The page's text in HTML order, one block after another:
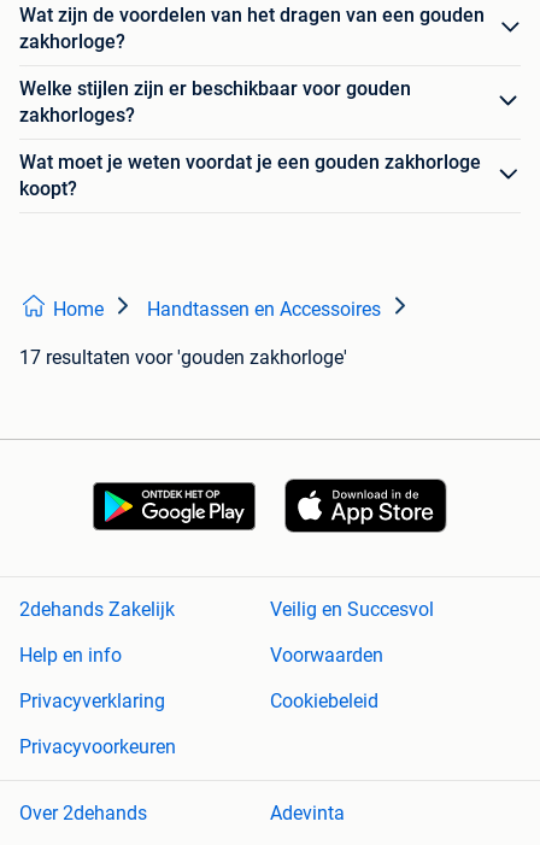
Wat zijn de voordelen van het dragen van een gouden
zakhorloge?
Welke stijlen zijn er beschikbaar voor gouden
zakhorloges?
Wat moet je weten voordat je een gouden zakhorloge
koopt?
Home Handtassen en Accessoires
17 resultaten voor 'gouden zakhorloge'
2dehands Zakelijk
Veilig en Succesvol
Help en info
Voorwaarden
Privacyverklaring
Cookiebeleid
Privacyvoorkeuren
Over 2dehands Adevinta